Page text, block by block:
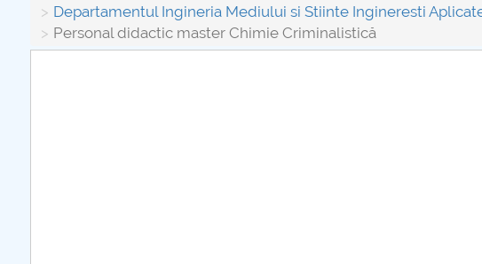
Departamentul Ingineria Mediului si Stiinte Ingineresti
Personal didactic master Chimie Criminalistică